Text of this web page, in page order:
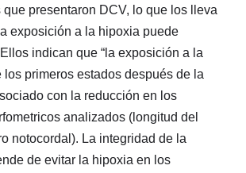
presentaron DCV, lo que los lleva
exposición a la hipoxia puede
indican que “la exposición a la
los primeros estados después de la
con la reducción en los
analizados (longitud del
notocordal). La integridad de la
de evitar la hipoxia en los